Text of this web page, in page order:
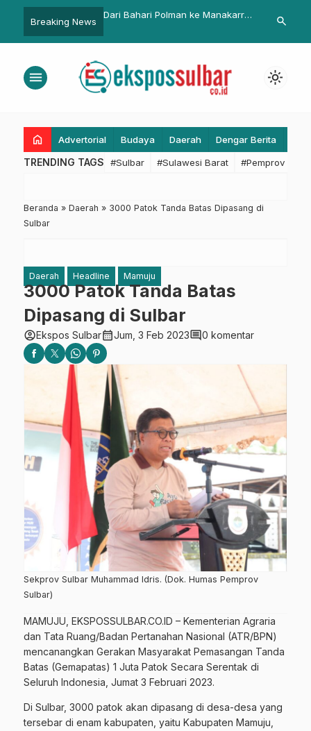
Breaking News
Polman ke Manakarra,
2025 Ditutup
Kebanggaan
Batik Air Hentikan Rute Mamuju-
Siapkan Subsidi untuk Wings Air
Timbulkan
Demo
search
menu light_mode
home Advertorial Budaya Daerah Dengar Berita
TRENDING TAGS #Sulbar #Sulawesi Barat #Pemprov
Beranda » Daerah » 3000 Patok Tanda Batas Dipasang di
Sulbar
Daerah Headline Mamuju
3000 Patok Tanda Batas
Dipasang di Sulbar
account_circleEkspos Sulbarcalendar_monthJum, 3 Feb 2023comment0 komentar
Sekprov Sulbar Muhammad Idris. (Dok. Humas Pemprov
Sulbar)
MAMUJU, EKSPOSSULBAR.CO.ID – Kementerian Agraria
dan Tata Ruang/Badan Pertanahan Nasional (ATR/BPN)
mencanangkan Gerakan Masyarakat Pemasangan Tanda
Batas (Gemapatas) 1 Juta Patok Secara Serentak di
Seluruh Indonesia, Jumat 3 Februari 2023.
Di Sulbar, 3000 patok akan dipasang di desa-desa yang
tersebar di enam kabupaten, yaitu Kabupaten Mamuju,